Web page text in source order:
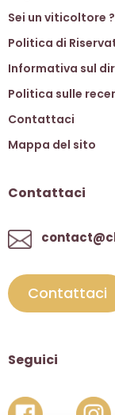
Sei un viticoltore
Politica di
Informativa sul
Politica sulle
Contattaci
Mappa del sito
Contattaci
Contattaci
Seguici